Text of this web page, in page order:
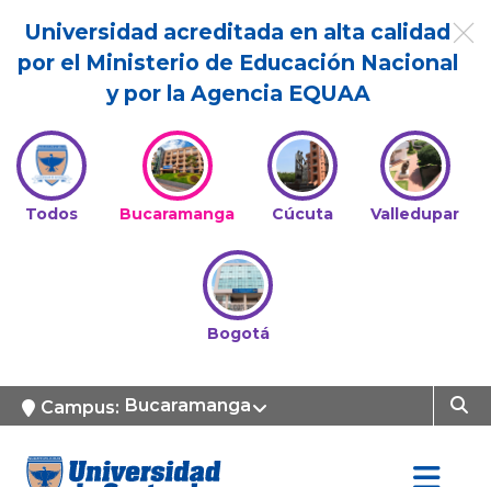
Universidad acreditada en alta calidad
por el Ministerio de Educación Nacional
y por la Agencia EQUAA
Todos Bucaramanga Cúcuta Valledupar
Bogotá
Campus: Bucaramanga